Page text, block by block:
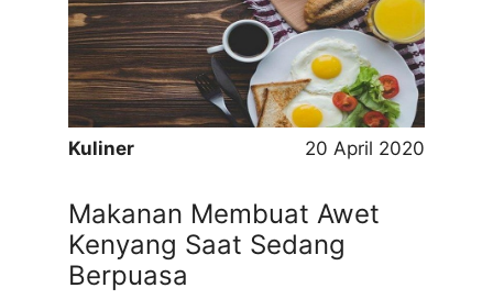
khawatir untuk mencari makanan halal di
Bali. Pasalnya ada banyak ...Read more
Kuliner 20 April 2020
Makanan Membuat Awet
Kenyang Saat Sedang
Berpuasa